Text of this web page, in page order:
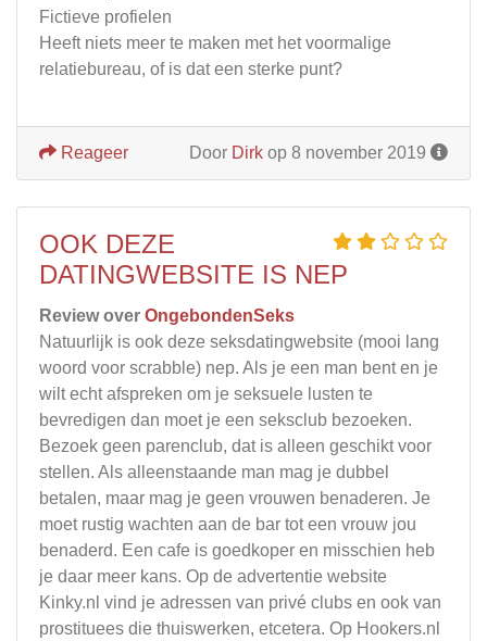
Fictieve profielen
Heeft niets meer te maken met het voormalige
relatiebureau, of is dat een sterke punt?
Door Dirk op 8 november 2019
Reageer
OOK DEZE
DATINGWEBSITE IS NEP
Review over OngebondenSeks
Natuurlijk is ook deze seksdatingwebsite (mooi lang
woord voor scrabble) nep. Als je een man bent en je
wilt echt afspreken om je seksuele lusten te
bevredigen dan moet je een seksclub bezoeken.
Bezoek geen parenclub, dat is alleen geschikt voor
stellen. Als alleenstaande man mag je dubbel
betalen, maar mag je geen vrouwen benaderen. Je
moet rustig wachten aan de bar tot een vrouw jou
benaderd. Een cafe is goedkoper en misschien heb
je daar meer kans. Op de advertentie website
Kinky.nl vind je adressen van privé clubs en ook van
prostituees die thuiswerken, etcetera. Op Hookers.nl